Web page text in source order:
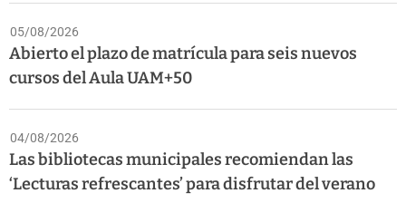
05/08/2026
Abierto el plazo de matrícula para seis nuevos
cursos del Aula UAM+50
04/08/2026
Las bibliotecas municipales recomiendan las
‘Lecturas refrescantes’ para disfrutar del verano